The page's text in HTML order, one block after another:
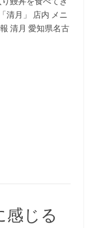
清月」 店内 メニ
清月 愛知県名古
感じる